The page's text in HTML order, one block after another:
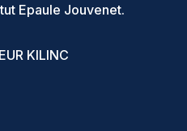
Epaule Jouvenet.
KILINC